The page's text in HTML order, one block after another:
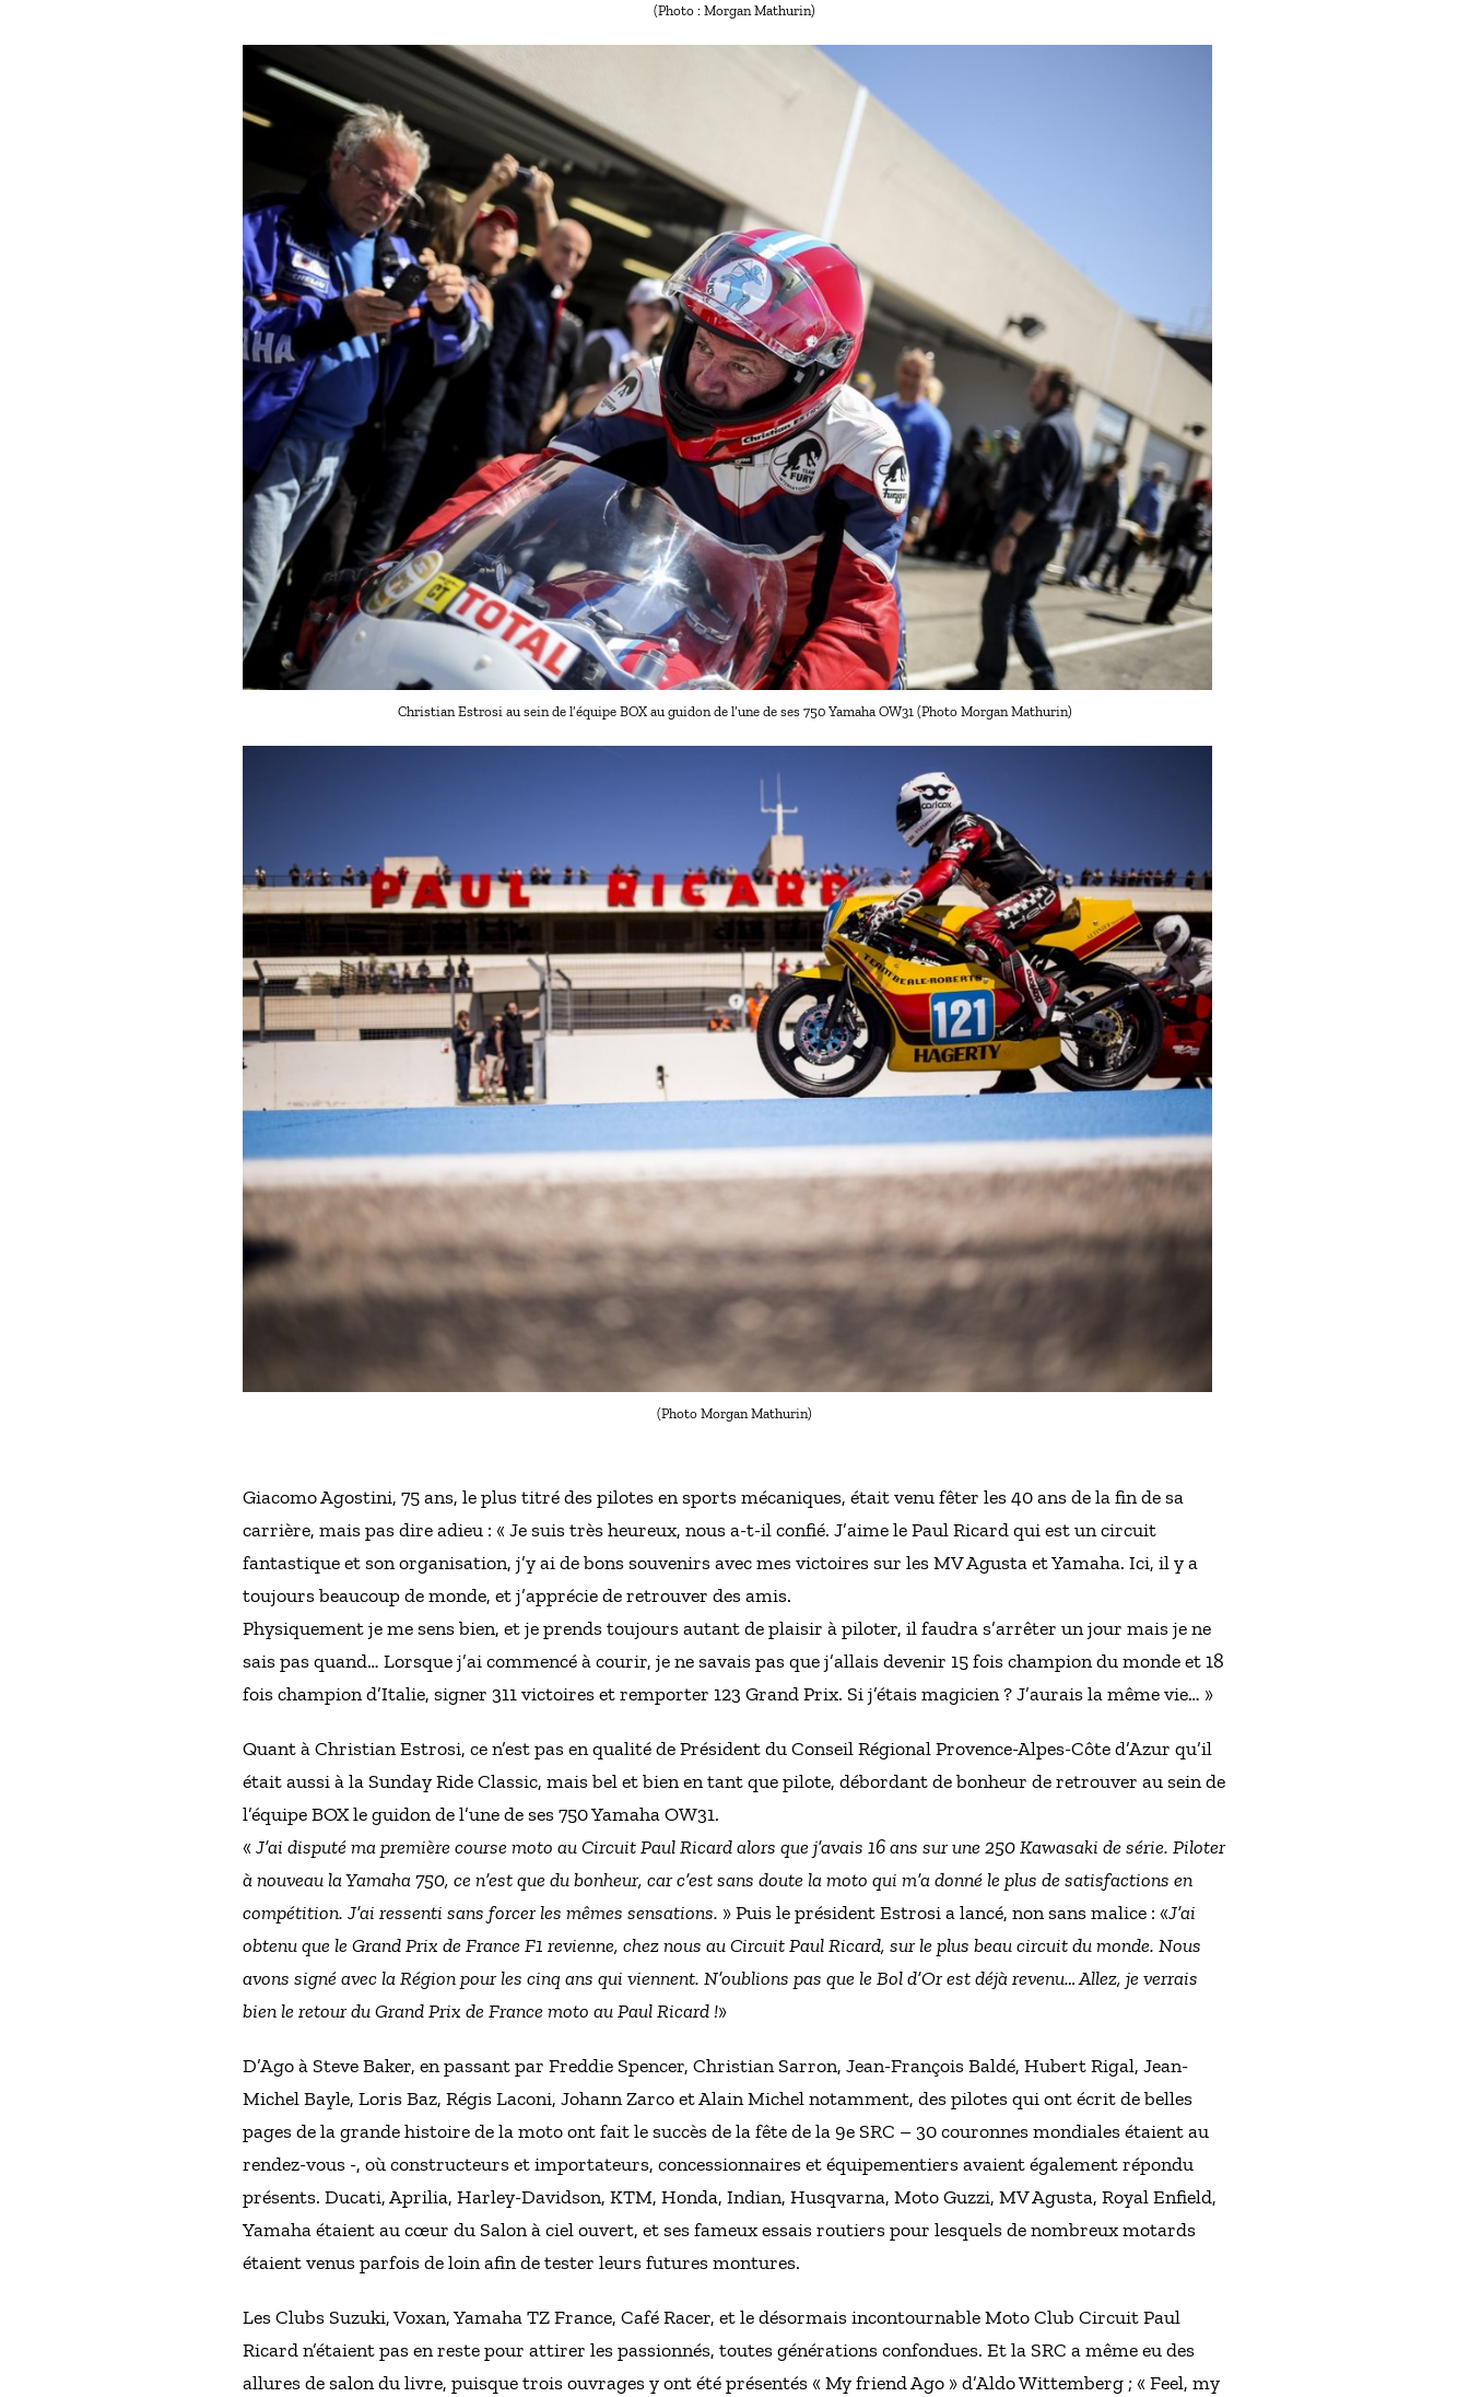
(Photo : Morgan Mathurin)
Christian Estrosi au sein de l’équipe BOX au guidon de l’une de ses 750 Yamaha OW31 (Photo Morgan Mathurin)
(Photo Morgan Mathurin)
Giacomo Agostini, 75 ans, le plus titré des pilotes en sports mécaniques, était venu fêter les 40 ans de la fin de sa
carrière, mais pas dire adieu : « Je suis très heureux, nous a-t-il confié. J’aime le Paul Ricard qui est un circuit
fantastique et son organisation, j’y ai de bons souvenirs avec mes victoires sur les MV Agusta et Yamaha. Ici, il y a
toujours beaucoup de monde, et j’apprécie de retrouver des amis.
Physiquement je me sens bien, et je prends toujours autant de plaisir à piloter, il faudra s’arrêter un jour mais je ne
sais pas quand… Lorsque j’ai commencé à courir, je ne savais pas que j’allais devenir 15 fois champion du monde et 18
fois champion d’Italie, signer 311 victoires et remporter 123 Grand Prix. Si j’étais magicien ? J’aurais la même vie… »
Quant à Christian Estrosi, ce n’est pas en qualité de Président du Conseil Régional Provence-Alpes-Côte d’Azur qu’il
était aussi à la Sunday Ride Classic, mais bel et bien en tant que pilote, débordant de bonheur de retrouver au sein de
l’équipe BOX le guidon de l’une de ses 750 Yamaha OW31.
« J’ai disputé ma première course moto au Circuit Paul Ricard alors que j’avais 16 ans sur une 250 Kawasaki de série. Piloter
à nouveau la Yamaha 750, ce n’est que du bonheur, car c’est sans doute la moto qui m’a donné le plus de satisfactions en
compétition. J’ai ressenti sans forcer les mêmes sensations. » Puis le président Estrosi a lancé, non sans malice : «J’ai
obtenu que le Grand Prix de France F1 revienne, chez nous au Circuit Paul Ricard, sur le plus beau circuit du monde. Nous
avons signé avec la Région pour les cinq ans qui viennent. N’oublions pas que le Bol d’Or est déjà revenu… Allez, je verrais
bien le retour du Grand Prix de France moto au Paul Ricard !»
D’Ago à Steve Baker, en passant par Freddie Spencer, Christian Sarron, Jean-François Baldé, Hubert Rigal, Jean-
Michel Bayle, Loris Baz, Régis Laconi, Johann Zarco et Alain Michel notamment, des pilotes qui ont écrit de belles
pages de la grande histoire de la moto ont fait le succès de la fête de la 9e SRC – 30 couronnes mondiales étaient au
rendez-vous -, où constructeurs et importateurs, concessionnaires et équipementiers avaient également répondu
présents. Ducati, Aprilia, Harley-Davidson, KTM, Honda, Indian, Husqvarna, Moto Guzzi, MV Agusta, Royal Enfield,
Yamaha étaient au cœur du Salon à ciel ouvert, et ses fameux essais routiers pour lesquels de nombreux motards
étaient venus parfois de loin afin de tester leurs futures montures.
Les Clubs Suzuki, Voxan, Yamaha TZ France, Café Racer, et le désormais incontournable Moto Club Circuit Paul
Ricard n’étaient pas en reste pour attirer les passionnés, toutes générations confondues. Et la SRC a même eu des
allures de salon du livre, puisque trois ouvrages y ont été présentés « My friend Ago » d’Aldo Wittemberg ; « Feel, my